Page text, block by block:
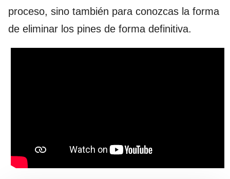
proceso, sino también para conozcas la forma
de eliminar los pines de forma definitiva.